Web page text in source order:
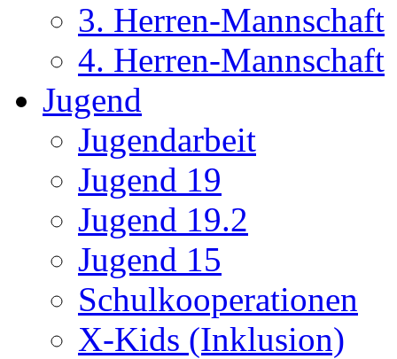
3. Herren-Mannschaft
4. Herren-Mannschaft
Jugend
Jugendarbeit
Jugend 19
Jugend 19.2
Jugend 15
Schulkooperationen
X-Kids (Inklusion)